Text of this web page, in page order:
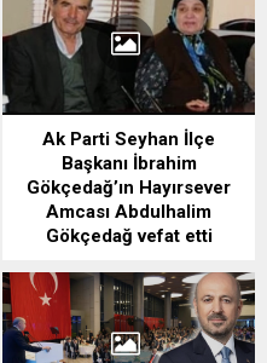
Ak Parti Seyhan İlçe
Başkanı İbrahim
Gökçedağ’ın Hayırsever
Amcası Abdulhalim
Gökçedağ vefat etti